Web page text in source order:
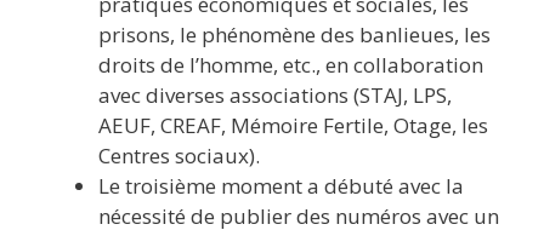
prisons, le phénomène des banlieues, les
droits de l’homme, etc., en collaboration
avec diverses associations (STAJ, LPS,
AEUF, CREAF, Mémoire Fertile, Otage, les
Centres sociaux).
Le troisième moment a débuté avec la
nécessité de publier des numéros avec un